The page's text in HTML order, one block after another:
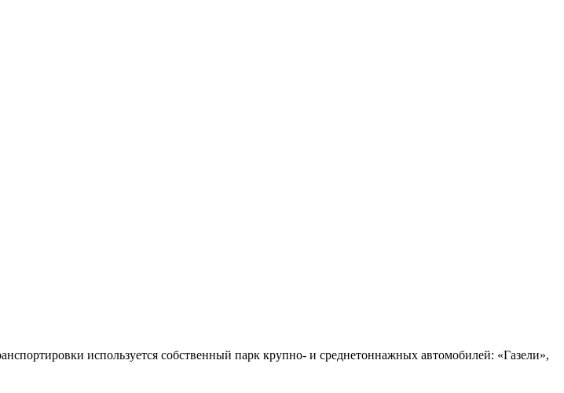
используется собственный парк крупно- и среднетоннажных автомобилей: «Газели»,